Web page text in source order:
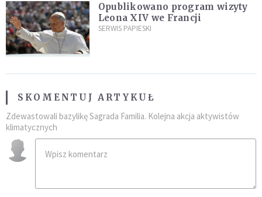
Opublikowano program wizyty
Leona XIV we Francji
SERWIS PAPIESKI
SKOMENTUJ ARTYKUŁ
Zdewastowali bazylikę Sagrada Familia. Kolejna akcja aktywistów
klimatycznych